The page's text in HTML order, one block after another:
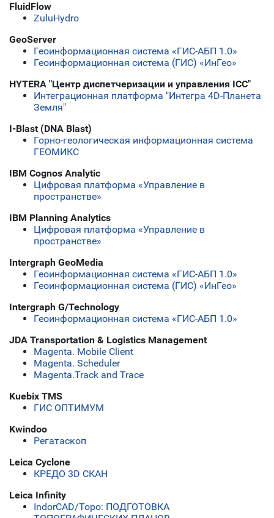
FluidFlow
ZuluHydro
GeoServer
Геоинформационная система «ГИС-АБП 1.0»
Геоинформационная система (ГИС) «ИнГео»
HYTERA "Центр диспетчеризации и управления ICC"
Интеграционная платформа "Интегра 4D-Планета
Земля"
I-Blast (DNA Blast)
Горно-геологическая информационная система
ГЕОМИКС
IBM Cognos Analytic
Цифровая платформа «Управление в
пространстве»
IBM Planning Analytics
Цифровая платформа «Управление в
пространстве»
Intergraph GeoMedia
Геоинформационная система «ГИС-АБП 1.0»
Геоинформационная система (ГИС) «ИнГео»
Intergraph G/Technology
Геоинформационная система «ГИС-АБП 1.0»
JDA Transportation & Logistics Management
Magenta. Mobile Client
Magenta. Scheduler
Magenta.Track and Trace
Kuebix TMS
ГИС ОПТИМУМ
Kwindoo
Регатаскоп
Leica Cyclone
КРЕДО 3D СКАН
Leica Infinity
IndorCAD/Topo: ПОДГОТОВКА